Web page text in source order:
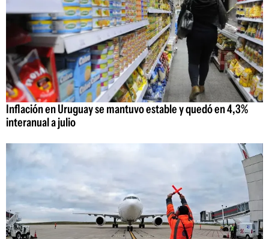
Inflación en Uruguay se mantuvo estable y quedó en 4,3%
interanual a julio